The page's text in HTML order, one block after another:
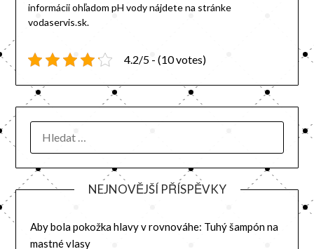
informácii ohľadom pH vody nájdete na stránke
vodaservis.sk.
4.2/5 - (10 votes)
NEJNOVĚJŠÍ PŘÍSPĚVKY
Aby bola pokožka hlavy v rovnováhe: Tuhý šampón na
mastné vlasy